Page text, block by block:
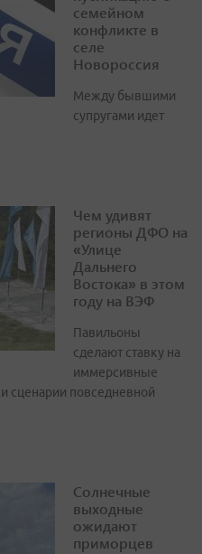
семейном
конфликте в
селе
Новороссия
Между бывшими
супругами идет
Чем удивят
регионы ДФО на
«Улице
Дальнего
Востока» в этом
году на ВЭФ
Павильоны
сделают ставку на
иммерсивные
сценарии повседневной
Солнечные
выходные
ожидают
приморцев